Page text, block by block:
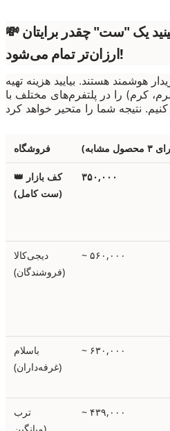
💸 جدول افشای قیمت: ببینید یک "ست" چقدر برایتان
ارزان‌تر تمام می‌شود!
هوشمند هستند. بیایید هزینه تهیه
کرم) را در پلتفرم‌های مختلف با
فروشگاه
👑 کف بازار
(ست کامل)
۳۵۰,۰۰۰
دیجی‌کالا
(فروشندگان)
~ ۵۶۰,۰۰۰
باسلام
(غرفه‌داران)
~ ۶۳۰,۰۰۰
ترب
~ ۴۳۹,۰۰۰